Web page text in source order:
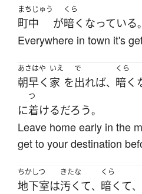
まちじゅう
町中 が
くら
暗く なっている。
Everywhere in town it's
あさはや
朝早く
いえ
家 を
で
出れば、
くら
暗く
に
つ
着けるだろう。
Leave home early in the
get to your destination
ちかしつ
地下室は
きたな
汚くて、
くら
暗くて、